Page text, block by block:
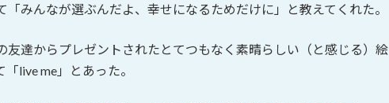
みんなが選ぶんだよ、幸せになるためだけに」と教えてくれた。
友達からプレゼントされたとてつもなく素晴らしい（と感じる）絵
live me」とあった。